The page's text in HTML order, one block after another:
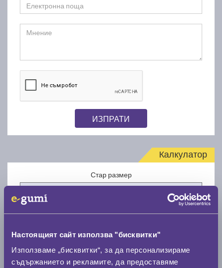
Настоящият сайт използва "бисквитки"
Използваме „бисквитки“, за да персонализираме
съдържанието и рекламите, да предоставяме
ИЗПРАТИ
Калкулатор
Стар размер
Нов размер